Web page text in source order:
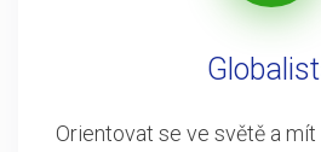
Orientovat se ve světě a